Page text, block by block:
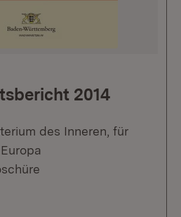
2014
des Inneren, für